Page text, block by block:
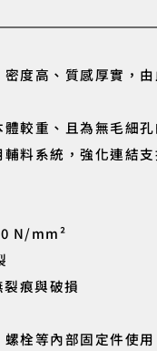
度高、質感厚實，
較重、且為無毛細
料系統，強化連結
N/mm²
痕與破損
栓等內部固定件使